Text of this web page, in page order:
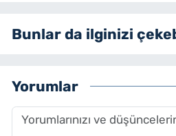
Bunlar da ilginizi
Yorumlar